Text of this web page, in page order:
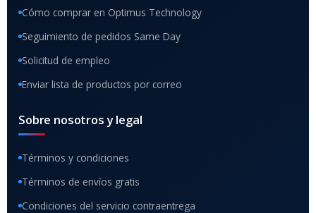
Cómo comprar en Optimus Technology
Seguimiento de pedidos Same Day
Solicitud de empleo
Enviar lista de productos por correo
Sobre nosotros y legal
Términos y condiciones
Términos de envíos gratis
Condiciones del servicio contraentrega